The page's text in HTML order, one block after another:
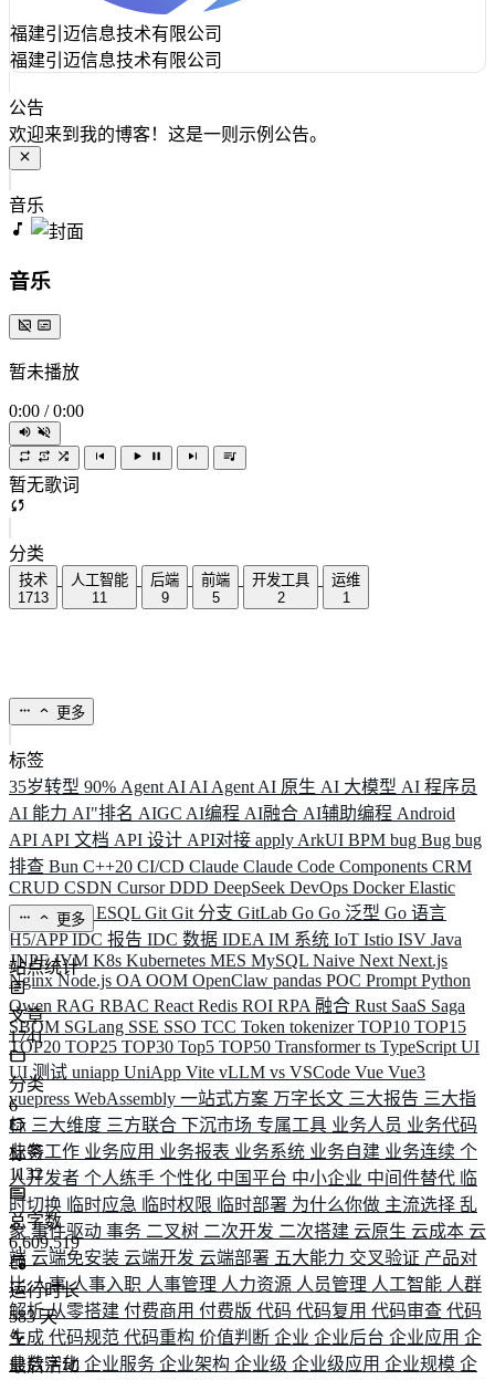
福建引迈信息技术有限公司
福建引迈信息技术有限公司
公告
欢迎来到我的博客！这是一则示例公告。
音乐
音乐
暂未播放
0:00 / 0:00
暂无歌词
分类
技术
1713
人工智能
11
后端
9
前端
5
开发工具
2
运维
1
更多
标签
35岁转型 90% Agent AI AI Agent AI 原生 AI 大模型 AI 程序员
AI 能力 AI"排名 AIGC AI编程 AI融合 AI辅助编程 Android
API API 文档 API 设计 API对接 apply ArkUI BPM bug Bug bug
排查 Bun C++20 CI/CD Claude Claude Code Components CRM
CRUD CSDN CursorDDD DeepSeek DevOps DockerElastic
ELK ElysiaESQL Git Git 分支 GitLab Go Go 泛型 Go 语言
H5/APPIDC 报告 IDC 数据 IDEA IM 系统 IoT Istio ISV Java
JNPFJVM K8s Kubernetes MES MySQL Naive Next Next.js
NginxNode.js OA OOM OpenClaw pandas POC Prompt Python
Qwen RAG RBAC React Redis ROI RPA 融合 Rust SaaS Saga
SBOM SGLang SSE SSO TCC Token tokenizerTOP10 TOP15
TOP20 TOP25 TOP30 Top5 TOP50 Transformerts TypeScript UI
UI 测试 uniapp UniApp Vite vLLM vs VSCode Vue Vue3
vuepress WebAssembly 一站式方案 万字长文 三大报告 三大指
标 三大维度 三方联合 下沉市场 专属工具 业务人员 业务代码
业务工作 业务应用 业务报表 业务系统 业务自建 业务连续 个
人开发者 个人练手 个性化 中国平台 中小企业 中间件替代 临
时切换 临时应急 临时权限 临时部署 为什么你做 主流选择 乱
象 事件驱动 事务 二叉树 二次开发 二次搭建 云原生 云成本 云
端 云端免安装 云端开发 云端部署 五大能力 交叉验证 产品对
比人事人事入职 人事管理 人力资源 人员管理 人工智能 人群
解析从零搭建 付费商用 付费版 代码 代码复用 代码审查 代码
生成 代码规范 代码重构 价值判断 企业 企业后台 企业应用 企
业数字化 企业服务 企业架构 企业级 企业级应用 企业规模 企
更多
站点统计
文章
1741
分类
6
标签
1132
总字数
6,609,519
运行时长
583 天
最后活动